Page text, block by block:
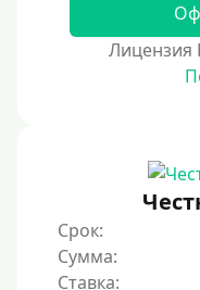
Лицензия
Срок:
Сумма:
Ставка: